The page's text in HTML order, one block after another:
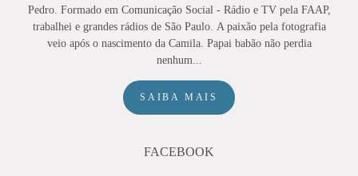
Pedro. Formado em Comunicação Social - Rádio e TV pela FAAP,
trabalhei e grandes rádios de São Paulo. A paixão pela fotografia
veio após o nascimento da Camila. Papai babão não perdia
nenhum...
SAIBA MAIS
FACEBOOK